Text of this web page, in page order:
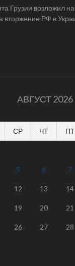
Грузии возложил
вторжение РФ в
АВГУСТ 2026
СР ЧТ ПТ
5 6 7
12 13 14
19 20 21
26 27 28